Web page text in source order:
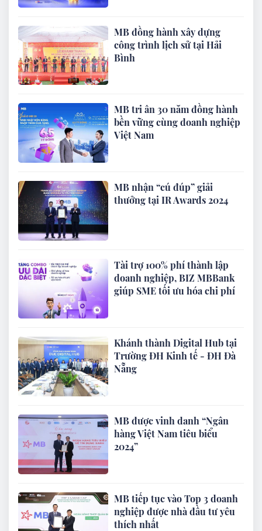
MB đồng hành xây dựng
công trình lịch sử tại Hải
Bình
MB tri ân 30 năm đồng hành
bền vững cùng doanh nghiệp
Việt Nam
MB nhận “cú đúp” giải
thưởng tại IR Awards 2024
Tài trợ 100% phí thành lập
doanh nghiệp, BIZ MBBank
giúp SME tối ưu hóa chi phí
Khánh thành Digital Hub tại
Trường ĐH Kinh tế - ĐH Đà
Nẵng
MB được vinh danh “Ngân
hàng Việt Nam tiêu biểu
2024”
MB tiếp tục vào Top 3 doanh
nghiệp được nhà đầu tư yêu
thích nhất